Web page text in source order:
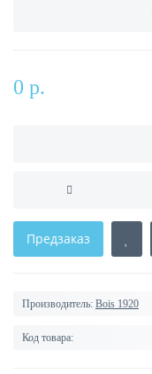
0 р.
Предзаказ
Производитель: Bois 1920
Код товара: